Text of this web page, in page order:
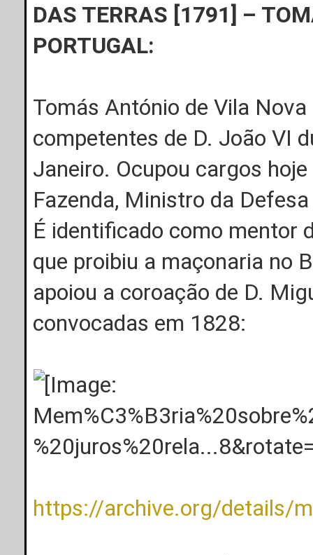
DAS TERRAS [1791] –
PORTUGAL:
Tomás António de Vila
competentes de D. João VI
Janeiro. Ocupou cargos
Fazenda, Ministro da
É identificado como mentor
que proibiu a maçonaria no
apoiou a coroação de D.
convocadas em 1828:
https://archive.org/details/